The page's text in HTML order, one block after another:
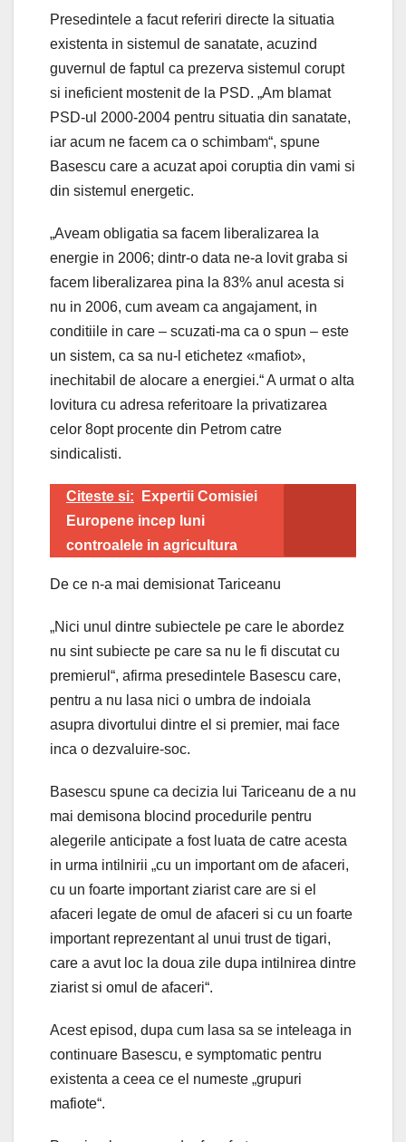
Presedintele a facut referiri directe la situatia
existenta in sistemul de sanatate, acuzind
guvernul de faptul ca prezerva sistemul corupt
si ineficient mostenit de la PSD. „Am blamat
PSD-ul 2000-2004 pentru situatia din sanatate,
iar acum ne facem ca o schimbam“, spune
Basescu care a acuzat apoi coruptia din vami si
din sistemul energetic.
„Aveam obligatia sa facem liberalizarea la
energie in 2006; dintr-o data ne-a lovit graba si
facem liberalizarea pina la 83% anul acesta si
nu in 2006, cum aveam ca angajament, in
conditiile in care – scuzati-ma ca o spun – este
un sistem, ca sa nu-l etichetez «mafiot»,
inechitabil de alocare a energiei.“ A urmat o alta
lovitura cu adresa referitoare la privatizarea
celor 8opt procente din Petrom catre
sindicalisti.
Citeste si:
Expertii Comisiei
Europene incep luni
controalele in agricultura
De ce n-a mai demisionat Tariceanu
„Nici unul dintre subiectele pe care le abordez
nu sint subiecte pe care sa nu le fi discutat cu
premierul“, afirma presedintele Basescu care,
pentru a nu lasa nici o umbra de indoiala
asupra divortului dintre el si premier, mai face
inca o dezvaluire-soc.
Basescu spune ca decizia lui Tariceanu de a nu
mai demisona blocind procedurile pentru
alegerile anticipate a fost luata de catre acesta
in urma intilnirii „cu un important om de afaceri,
cu un foarte important ziarist care are si el
afaceri legate de omul de afaceri si cu un foarte
important reprezentant al unui trust de tigari,
care a avut loc la doua zile dupa intilnirea dintre
ziarist si omul de afaceri“.
Acest episod, dupa cum lasa sa se inteleaga in
continuare Basescu, e symptomatic pentru
existenta a ceea ce el numeste „grupuri
mafiote“.